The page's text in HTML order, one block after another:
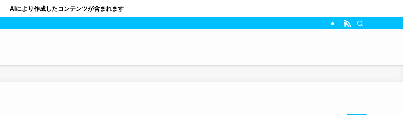
AIにより作成したコンテンツが含まれます